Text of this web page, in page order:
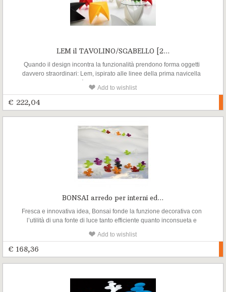
LEM il TAVOLINO/SGABELLO [2...
Quando il design incontra la funzionalità prendono forma oggetti
davvero straordinari: Lem, ispirato alle linee della prima navicella
spaziale sulla Luna, è un particolarissimo sgabello/tavolino che
rovesciato diventa un comodo tavolo che impilato si trasforma in un
Add to wishlist
€ 222,04
BONSAI arredo per interni ed...
Fresca e innovativa idea, Bonsai fonde la funzione decorativa con
l’utilità di una fonte di luce tanto efficiente quanto inconsueta e
assolutamente originale, ben si presta ad essere inserito non solo in
Add to wishlist
€ 168,36